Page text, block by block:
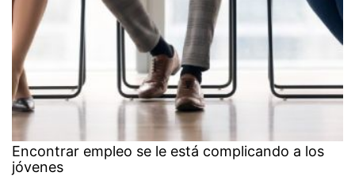
Encontrar empleo se le está complicando a los
jóvenes